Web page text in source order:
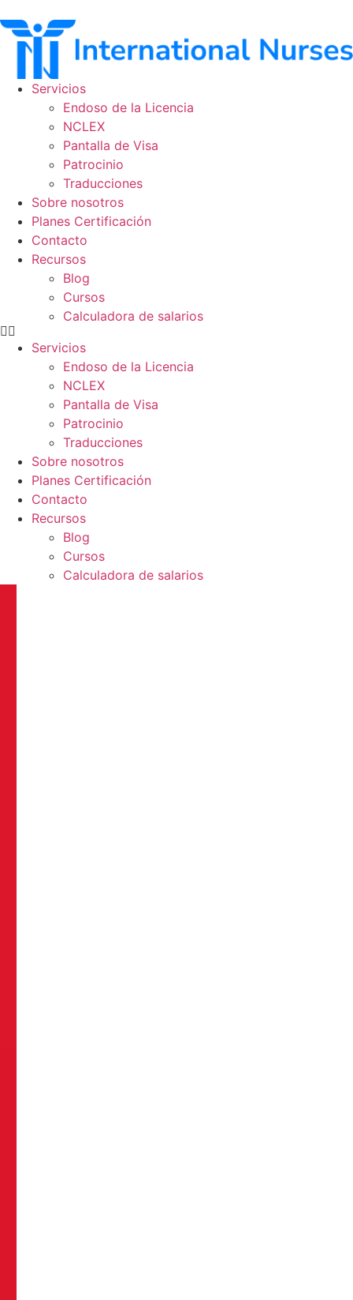
al
contenido
Servicios
Endoso de la Licencia
NCLEX
Pantalla de Visa
Patrocinio
Traducciones
Sobre nosotros
Planes Certificación
Contacto
Recursos
Blog
Cursos
Calculadora de salarios
Servicios
Endoso de la Licencia
NCLEX
Pantalla de Visa
Patrocinio
Traducciones
Sobre nosotros
Planes Certificación
Contacto
Recursos
Blog
Cursos
Calculadora de salarios